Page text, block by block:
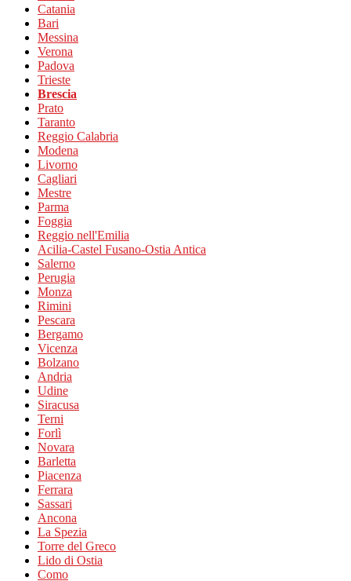
Catania
Bari
Messina
Verona
Padova
Trieste
Brescia
Prato
Taranto
Reggio Calabria
Modena
Livorno
Cagliari
Mestre
Parma
Foggia
Reggio nell'Emilia
Acilia-Castel Fusano-Ostia Antica
Salerno
Perugia
Monza
Rimini
Pescara
Bergamo
Vicenza
Bolzano
Andria
Udine
Siracusa
Terni
Forlì
Novara
Barletta
Piacenza
Ferrara
Sassari
Ancona
La Spezia
Torre del Greco
Lido di Ostia
Como